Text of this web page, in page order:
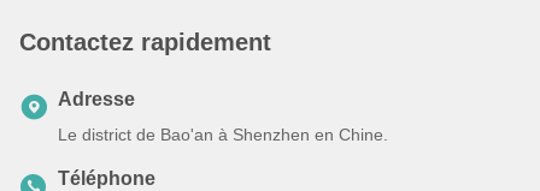
Contactez rapidement
Adresse
Le district de Bao'an à Shenzhen en Chine.
Téléphone